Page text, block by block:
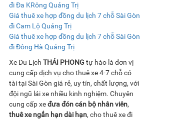
đi Đa KRông Quảng Trị
Giá thuê xe hợp đồng du lịch 7 chỗ Sài Gòn
đi Cam Lộ Quảng Trị
Giá thuê xe hợp đồng du lịch 7 chỗ Sài Gòn
đi Đông Hà Quảng Trị
Xe Du Lịch THÁI PHONG tự hào là đơn vị
cung cấp dịch vụ cho thuê xe 4-7 chỗ có
tài tại Sài Gòn giá rẻ, uy tín, chất lượng, với
đội ngũ lái xe nhiều kinh nghiệm. Chuyên
cung cấp xeđưa đón cán bộ nhân viên,
thuê xe ngắn hạn dài hạn, cho thuê xe đi